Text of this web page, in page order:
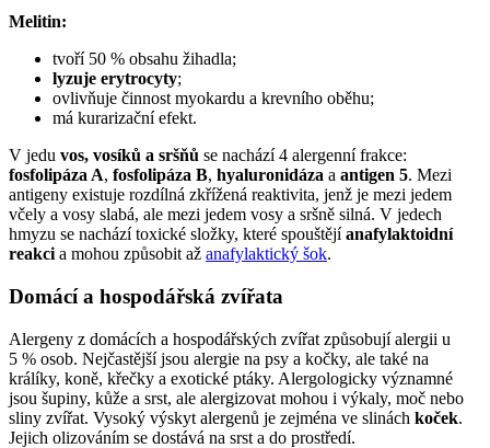
Melitin:
tvoří 50 % obsahu žihadla;
lyzuje erytrocyty;
ovlivňuje činnost myokardu a krevního oběhu;
má kurarizační efekt.
V jedu vos, vosíků a sršňů se nachází 4 alergenní frakce:
fosfolipáza A, fosfolipáza B, hyaluronidáza a antigen 5. Mezi
antigeny existuje rozdílná zkřížená reaktivita, jenž je mezi jedem
včely a vosy slabá, ale mezi jedem vosy a sršně silná. V jedech
hmyzu se nachází toxické složky, které spouštějíanafylaktoidní
reakci a mohou způsobit až anafylaktický šok.
Domácí a hospodářská zvířata
Alergeny z domácích a hospodářských zvířat způsobují alergii u
5 % osob. Nejčastější jsou alergie na psy a kočky, ale také na
králíky, koně, křečky a exotické ptáky. Alergologicky významné
jsou šupiny, kůže a srst, ale alergizovat mohou i výkaly, moč nebo
sliny zvířat. Vysoký výskyt alergenů je zejména ve slinách koček.
Jejich olizováním se dostává na srst a do prostředí.